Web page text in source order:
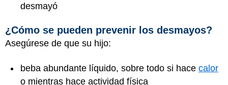
desmayó
¿Cómo se pueden prevenir los desmayos?
Asegúrese de que su hijo:
beba abundante líquido, sobre todo si hace calor
o mientras hace actividad física